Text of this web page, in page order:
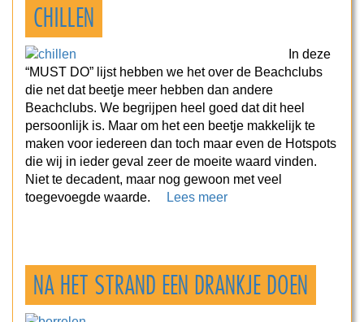
CHILLEN
In deze
“MUST DO” lijst hebben we het over de Beachclubs
die net dat beetje meer hebben dan andere
Beachclubs. We begrijpen heel goed dat dit heel
persoonlijk is. Maar om het een beetje makkelijk te
maken voor iedereen dan toch maar even de Hotspots
die wij in ieder geval zeer de moeite waard vinden.
Niet te decadent, maar nog gewoon met veel
toegevoegde waarde.
Lees meer
NA HET STRAND EEN DRANKJE DOEN